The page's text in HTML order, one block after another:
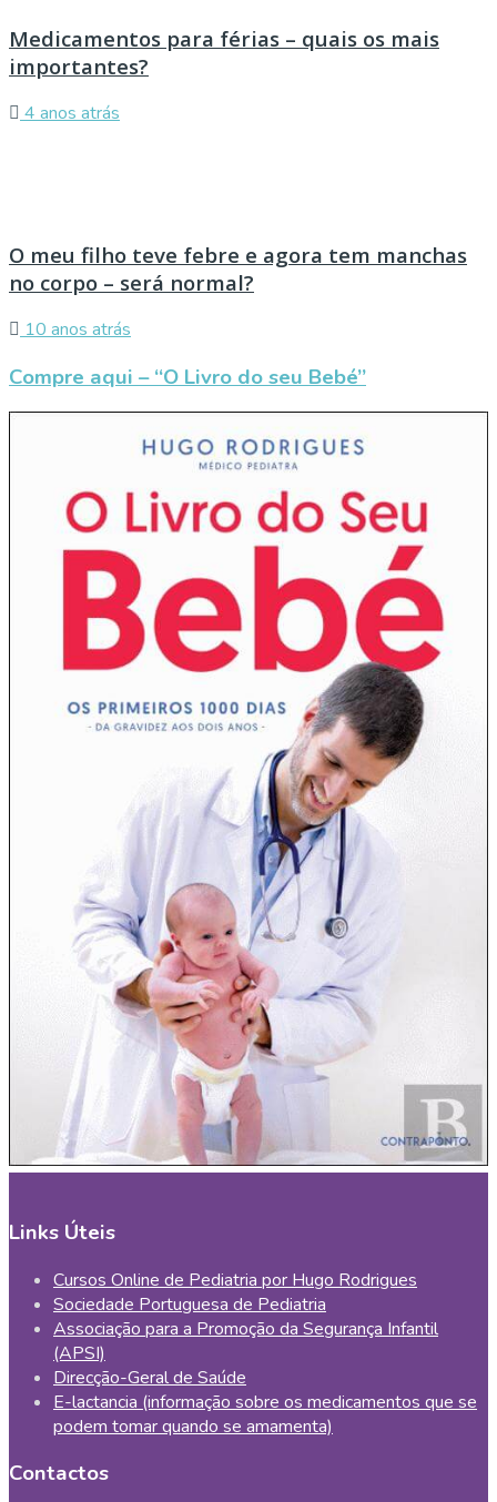
Medicamentos para férias – quais os mais
importantes?
4 anos atrás
O meu filho teve febre e agora tem manchas
no corpo – será normal?
10 anos atrás
Compre aqui – “O Livro do seu Bebé”
Links Úteis
Cursos Online de Pediatria por Hugo Rodrigues
Sociedade Portuguesa de Pediatria
Associação para a Promoção da Segurança Infantil
(APSI)
Direcção-Geral de Saúde
E-lactancia (informação sobre os medicamentos que se
podem tomar quando se amamenta)
Contactos